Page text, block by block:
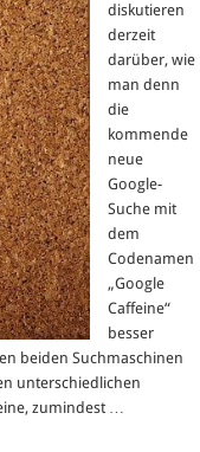
diskutieren
derzeit
darüber, wie
man denn
die
kommende
neue
Google-
Suche mit
dem
Codenamen
„Google
Caffeine“
besser
beiden Suchmaschinen
unterschiedlichen
zumindest …